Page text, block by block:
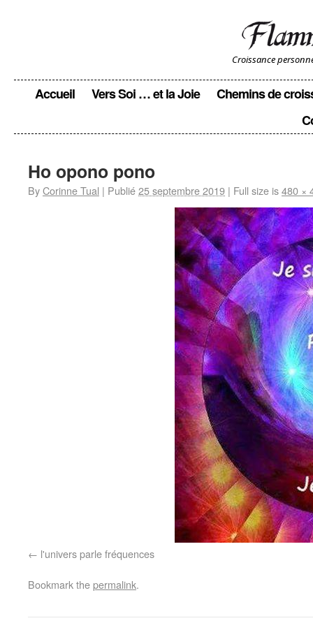
Croissance
Accueil Vers Soi … et la Joie
Chemins de
Ho opono pono
ByCorinne Tual | Publié25 septembre 2019 | Full size is480 ×
l'univers parle fréquences
Bookmark thepermalink.